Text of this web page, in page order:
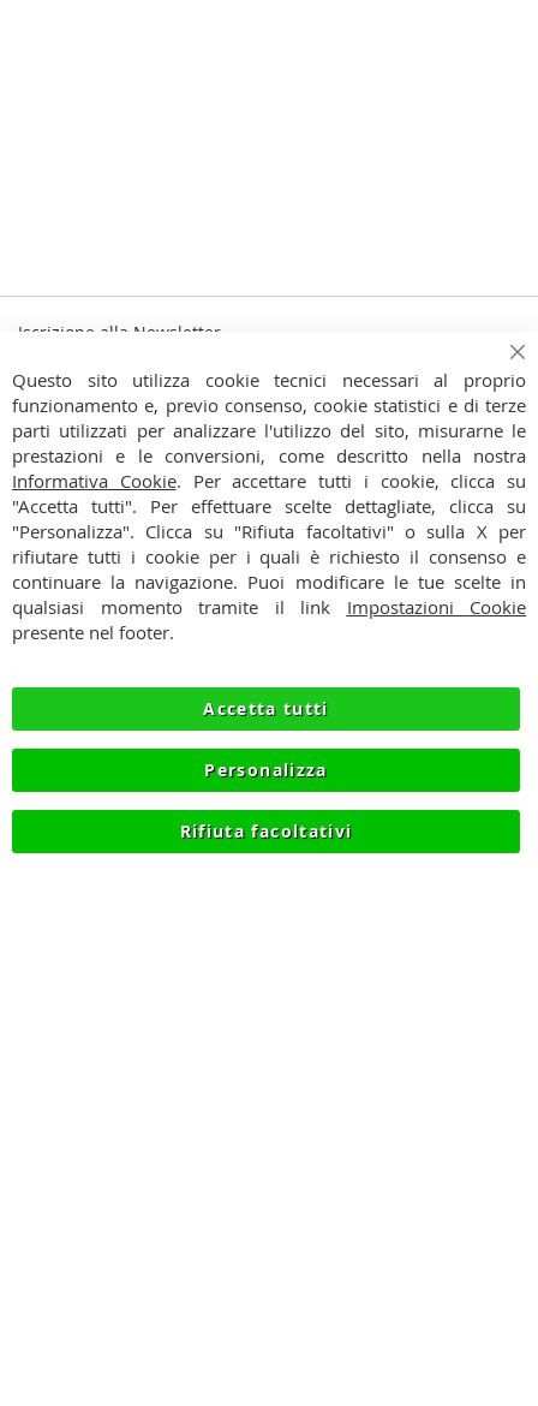
Iscrizione alla Newsletter
alla
nostra
Newsletter:
Iscriviti
Ho preso visione dell'Informativa Privacy
CONTATTI
CONDIZIONI
PAGAMENTI
PRIVACY
RECESSO
COOKIE
© 2012-2026 NIKMART.IT - P.IVA IT03420740130 - TEL
Questo sito utilizza cookie tecnici necessari al proprio
funzionamento e, previo consenso, cookie statistici e di terze
parti utilizzati per analizzare l'utilizzo del sito, misurarne le
prestazioni e le conversioni, come descritto nella nostra
Informativa Cookie. Per accettare tutti i cookie, clicca su
"Accetta tutti". Per effettuare scelte dettagliate, clicca su
"Personalizza". Clicca su "Rifiuta facoltativi" o sulla X per
rifiutare tutti i cookie per i quali è richiesto il consenso e
continuare la navigazione. Puoi modificare le tue scelte in
qualsiasi momento tramite il link Impostazioni Cookie
presente nel footer.
Accetta tutti
Personalizza
Rifiuta facoltativi